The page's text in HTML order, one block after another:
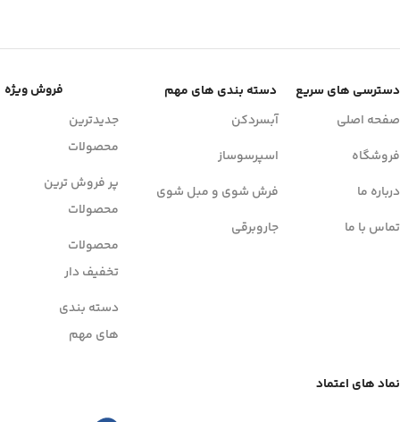
دسترسی های سریع دسته بندی های مهم
فروش ویژه
صفحه اصلی
فروشگاه
درباره ما
تماس با ما
آبسردکن
اسپرسوساز
فرش شوی و مبل شوی
جاروبرقی
جدیدترین
محصولات
پر فروش ترین
محصولات
محصولات
تخفیف دار
دسته بندی
های مهم
نماد های اعتماد